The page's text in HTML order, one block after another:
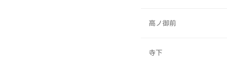
高ノ御前
寺下